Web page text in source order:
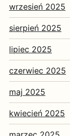
wrzesień 2025
sierpień 2025
lipiec 2025
czerwiec 2025
maj 2025
kwiecień 2025